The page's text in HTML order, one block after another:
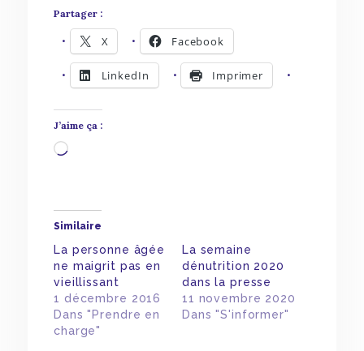
Partager :
X Facebook
LinkedIn Imprimer
J’aime ça :
Similaire
La personne âgée
ne maigrit pas en
vieillissant
1 décembre 2016
Dans "Prendre en
charge"
La semaine
dénutrition 2020
dans la presse
11 novembre 2020
Dans "S'informer"